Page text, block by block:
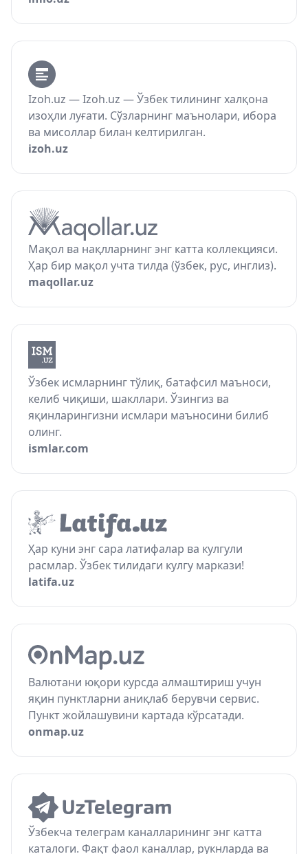
Izoh.uz — Izoh.uz — Ўзбек тилининг халқона
изоҳли луғати. Сўзларнинг маънолари, ибора
ва мисоллар билан келтирилган.
izoh.uz
Мақол ва нақлларнинг энг катта коллекцияси.
Ҳар бир мақол учта тилда (ўзбек, рус, инглиз).
maqollar.uz
Ўзбек исмларнинг тўлиқ, батафсил маъноси,
келиб чиқиши, шакллари. Ўзингиз ва
яқинларингизни исмлари маъносини билиб
олинг.
ismlar.com
Ҳар куни энг сара латифалар ва кулгули
расмлар. Ўзбек тилидаги кулгу маркази!
latifa.uz
Валютани юқори курсда алмаштириш учун
яқин пунктларни аниқлаб берувчи сервис.
Пункт жойлашувини картада кўрсатади.
onmap.uz
Ўзбекча телеграм каналларининг энг катта
каталоги. Фақт фаол каналлар, рукнларда ва